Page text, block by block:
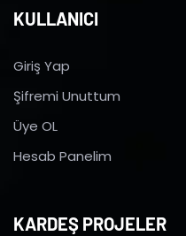
KULLANICI
Giriş Yap
Şifremi Unuttum
Üye OL
Hesab Panelim
KARDEŞ PROJELER